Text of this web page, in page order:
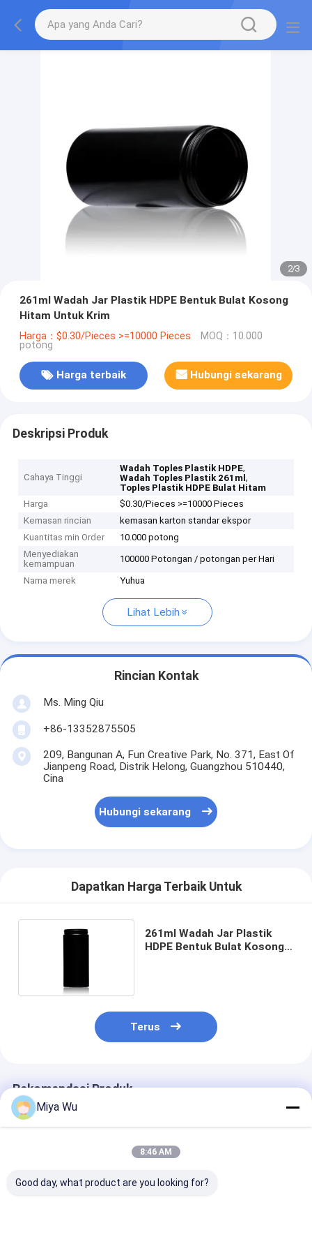
2/3
261ml Wadah Jar Plastik HDPE Bentuk Bulat Kosong
Hitam Untuk Krim
Harga：$0.30/Pieces >=10000 Pieces MOQ：10.000
potong
Harga terbaik Hubungi sekarang
Deskripsi Produk
Cahaya Tinggi
Wadah Toples Plastik HDPE,
Wadah Toples Plastik 261ml,
Toples Plastik HDPE Bulat Hitam
Harga
$0.30/Pieces >=10000 Pieces
Kemasan rincian
kemasan karton standar ekspor
Kuantitas min Order
10.000 potong
Menyediakan
kemampuan
100000 Potongan / potongan per Hari
Nama merek Yuhua
Lihat Lebih
Rincian Kontak
Ms. Ming Qiu
+86-13352875505
209, Bangunan A, Fun Creative Park, No. 371, East Of
Jianpeng Road, Distrik Helong, Guangzhou 510440,
Cina
Hubungi sekarang
Dapatkan Harga Terbaik Untuk
261ml Wadah Jar Plastik
HDPE Bentuk Bulat Kosong
Terus
Rekomendasi Produk
Miya Wu
8:46 AM
Good day, what product are you looking for?